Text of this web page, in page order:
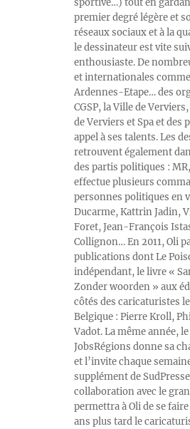
sportive…) tout en
premier degré légère et
réseaux sociaux et à la
le dessinateur est vite
enthousiaste. De
et internationales comme
Ardennes-Etape… des
CGSP, la Ville de
de Verviers et Spa et
appel à ses talents. Les
retrouvent également
des partis politiques :
effectue plusieurs
personnes politiques en
Ducarme, Kattrin Jadin,
Foret, Jean-François
Collignon… En 2011, Oli
publications dont Le
indépendant, le livre «
Zonder woorden » aux
côtés des caricaturistes
Belgique : Pierre Kroll,
Vadot. La même année,
JobsRégions donne sa
et l’invite chaque
supplément de
collaboration avec le
permettra à Oli de se
ans plus tard le